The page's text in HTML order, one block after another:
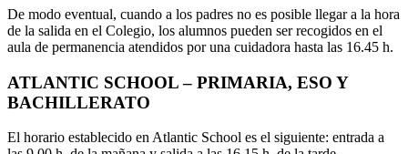
De modo eventual, cuando a los padres no es posible llegar a la hora
de la salida en el Colegio, los alumnos pueden ser recogidos en el
aula de permanencia atendidos por una cuidadora hasta las 16.45 h.
ATLANTIC SCHOOL – PRIMARIA, ESO Y
BACHILLERATO
El horario establecido en Atlantic School es el siguiente: entrada a